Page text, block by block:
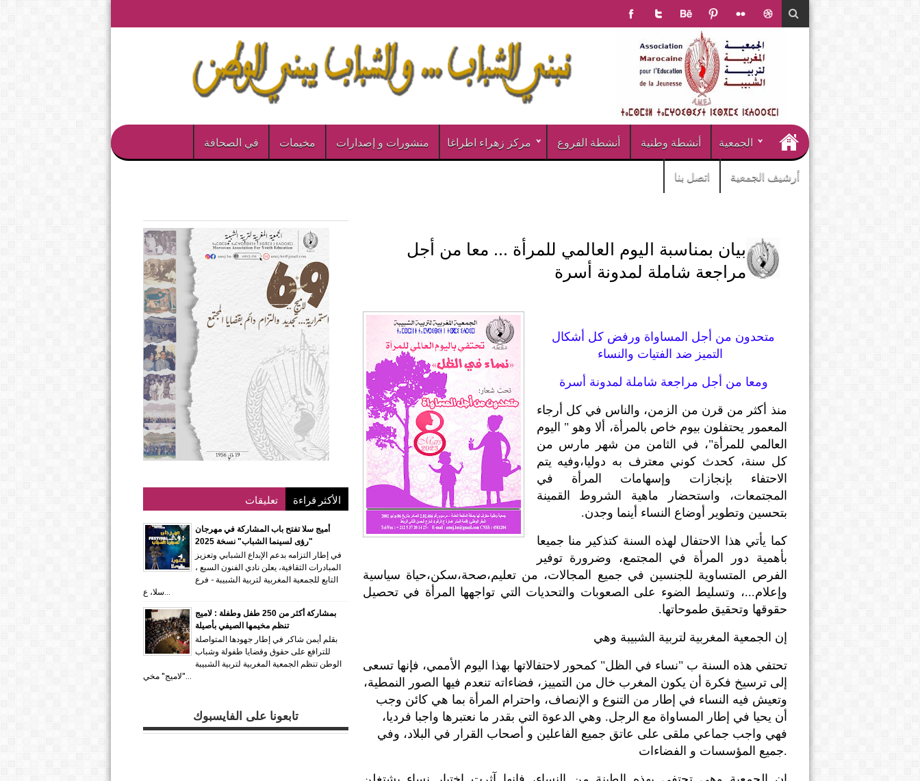
الجمعية أنشطة وطنية أنشطة الفروع مركز زهراء اطراغا منشورات و إصدارات مخيمات في الصحافة
أرشيف الجمعية اتصل بنا
بيان بمناسبة اليوم العالمي للمرأة ... معا من أجل
مراجعة شاملة لمدونة أسرة
متحدون من أجل المساواة ورفض كل أشكال
ومعا من أجل مراجعة شاملة لمدونة أسرة
منذ أكثر من قرن من الزمن، والناس في كل أرجاء
المعمور يحتفلون بيوم خاص بالمرأة، ألا وهو " اليوم
العالمي للمرأة"، في الثامن من شهر مارس من
كل سنة، كحدث كوني معترف به دوليا،وفيه يتم
الاحتفاء بإنجازات وإسهامات المرأة في
المجتمعات، واستحضار ماهية الشروط القمينة
بتحسين وتطوير أوضاع النساء أينما وجدن.
كما يأتي هذا الاحتفال لهذه السنة كتذكير منا جميعا
بأهمية دور المرأة في المجتمع، وضرورة توفير
الفرص المتساوية للجنسين في جميع المجالات، من تعليم،صحة،سكن،حياة سياسية
وإعلام...، وتسليط الضوء على الصعوبات والتحديات التي تواجهها المرأة في تحصيل
حقوقها وتحقيق طموحاتها.
إن الجمعية المغربية لتربية الشبيبة وهي
تحتفي هذه السنة ب "نساء في الظل" كمحور لاحتفالاتها بهذا اليوم الأممي، فإنها تسعى
إلى ترسيخ فكرة أن يكون المغرب خال من التمييز، فضاءاته تنعدم فيها الصور النمطية،
وتعيش فيه النساء في إطار من التنوع و الإنصاف، واحترام المرأة بما هي كائن وجب
أن يحيا في إطار المساواة مع الرجل. وهي الدعوة التي بقدر ما نعتبرها واجبا فرديا،
فهي واجب جماعي ملقى على عاتق جميع الفاعلين و أصحاب القرار في البلاد، وفي
جميع المؤسسات و الفضاءات.
الأكثر قراءة تعليقات
أميج سلا تفتح باب المشاركة في مهرجان
"رؤى لسينما الشباب" نسخة 2025
في إطار التزامه بدعم الإبداع الشبابي وتعزيز
المبادرات الثقافية، يعلن نادي الفنون السبع ،
التابع للجمعية المغربية لتربية الشبيبة - فرع
سلا، ع...
بمشاركة أكثر من 250 طفل وطفلة : لاميج
تنظم مخيمها الصيفي بأصيلة
بقلم أيمن شاكر في إطار جهودها المتواصلة
للترافع على حقوق وقضايا طفولة وشباب
الوطن تنظم الجمعية المغربية لتربية الشبيبة
"لاميج" مخي...
تابعونا على الفايسبوك